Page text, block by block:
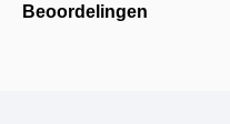
Beoordelingen